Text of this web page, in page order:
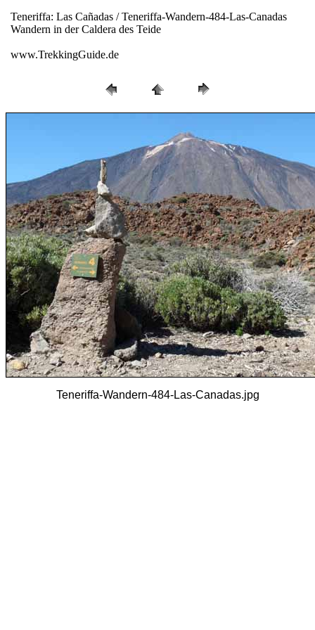
Teneriffa: Las Cañadas / Teneriffa-Wandern-484-Las-Canadas
Wandern in der Caldera des Teide
www.TrekkingGuide.de
Teneriffa-Wandern-484-Las-Canadas.jpg